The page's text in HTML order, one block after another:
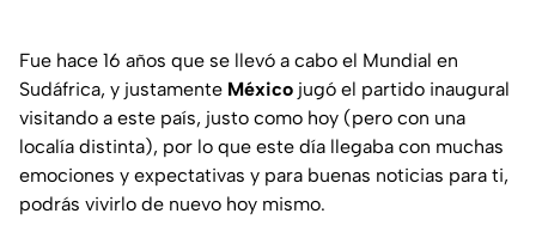
Fue hace 16 años que se llevó a cabo el Mundial en
Sudáfrica, y justamente México jugó el partido inaugural
visitando a este país, justo como hoy (pero con una
localía distinta), por lo que este día llegaba con muchas
emociones y expectativas y para buenas noticias para ti,
podrás vivirlo de nuevo hoy mismo.